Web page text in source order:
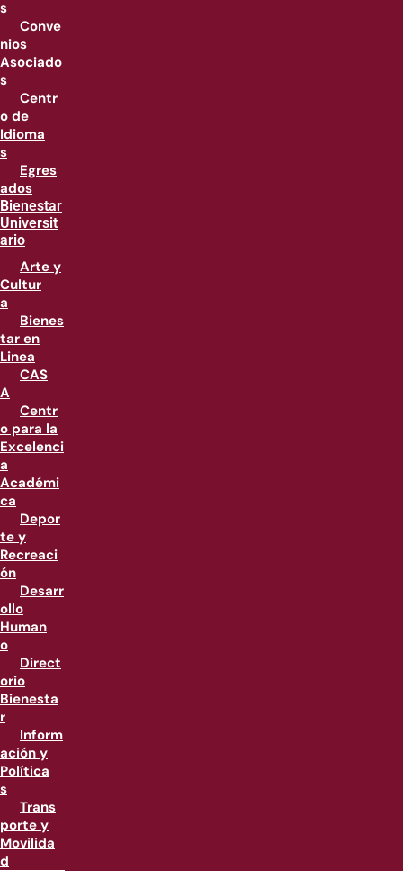
s
Conve
nios
Asociado
s
Centr
o de
Idioma
s
Egres
ados
Bienestar
Universit
ario
Arte y
Cultur
a
Bienes
tar en
Linea
CAS
A
Centr
o para la
Excelenci
a
Académi
ca
Depor
te y
Recreaci
ón
Desarr
ollo
Human
o
Direct
orio
Bienesta
r
Inform
ación y
Política
s
Trans
porte y
Movilida
d